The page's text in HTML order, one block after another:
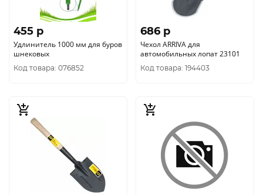
455 p
Удлинитель 1000 мм для буров
шнековых
Код товара: 076852
686 p
Чехол ARRIVA для
автомобильных лопат 23101
Код товара: 194403